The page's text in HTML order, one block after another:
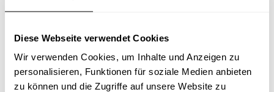
Diese Webseite verwendet Cookies
Wir verwenden Cookies, um Inhalte und Anzeigen zu
personalisieren, Funktionen für soziale Medien anbieten
zu können und die Zugriffe auf unsere Website zu
Mit App für iPhone und Android
Intuitive Navigation
Optimiert für alle Bildschirme